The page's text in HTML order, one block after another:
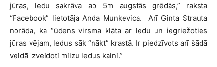
jūras, ledu sakrāva ap 5m augstās grēdās,” raksta
“Facebook” lietotāja Anda Munkevica. Arī Ginta Strauta
norāda, ka “ūdens virsma klāta ar ledu un iegriežoties
jūras vējam, ledus sāk “nākt” krastā. Ir piedzīvots arī šādā
veidā izveidoti milzu ledus kalni.”